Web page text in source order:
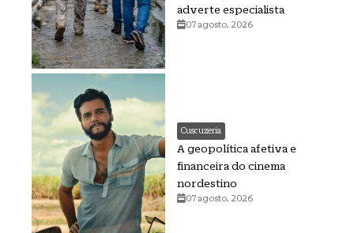
adverte especialista
07 agosto, 2026
Cuscuzeria
A geopolítica afetiva e
financeira do cinema
nordestino
07 agosto, 2026